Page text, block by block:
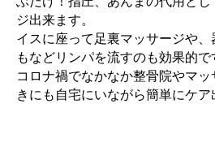
ジ出来ます。
イスに座って足裏マッサージや
もなどリンパを流すのも効果的で
コロナ禍でなかなか整骨院やマ
きにも自宅にいながら簡単にケア